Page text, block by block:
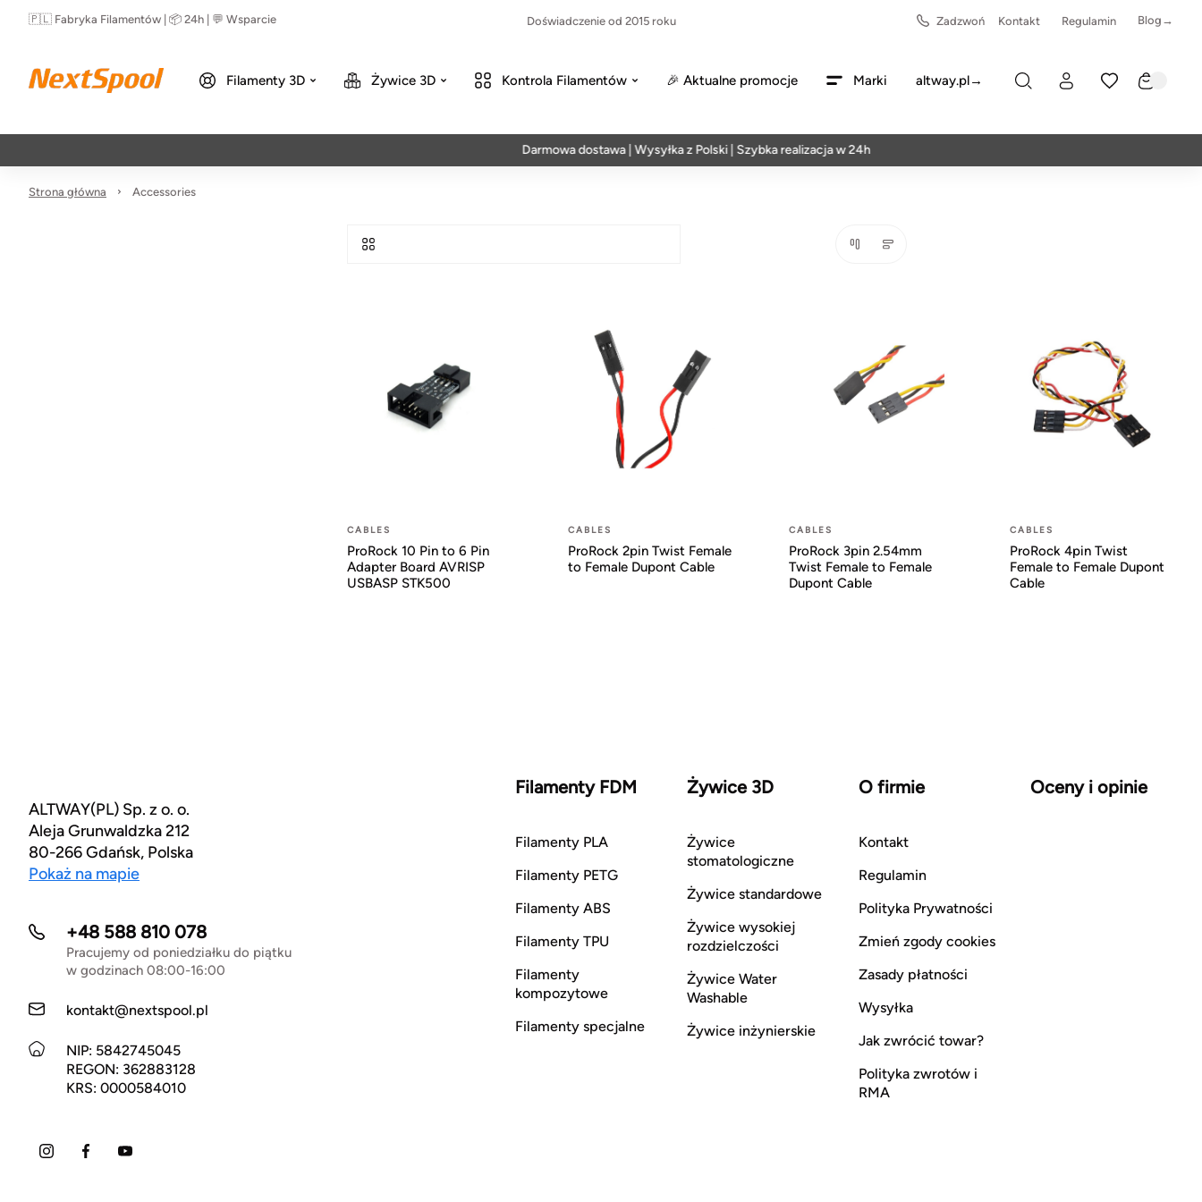
🇵🇱 Fabryka Filamentów | 📦 24h | 💬 Wsparcie Doświadczenie od 2015 roku Zadzwoń Kontakt Regulamin Blog→
Filamenty 3D Żywice 3D Kontrola Filamentów 🎉 Aktualne promocje Marki altway.pl→
Darmowa dostawa | Wysyłka z Polski | Szybka realizacja w 24h
Strona główna Accessories
CABLES
ProRock 10 Pin to 6 Pin
Adapter Board AVRISP
USBASP STK500
CABLES
ProRock 2pin Twist Female
to Female Dupont Cable
CABLES
ProRock 3pin 2.54mm
Twist Female to Female
Dupont Cable
CABLES
ProRock 4pin Twist
Female to Female Dupont
Cable
ALTWAY(PL) Sp. z o. o.
Aleja Grunwaldzka 212
80-266 Gdańsk, Polska
Pokaż na mapie
+48 588 810 078
Pracujemy od poniedziałku do piątku
w godzinach 08:00-16:00
kontakt@nextspool.pl
NIP: 5842745045
REGON: 362883128
KRS: 0000584010
Filamenty FDM
Filamenty PLA
Filamenty PETG
Filamenty ABS
Filamenty TPU
Filamenty
kompozytowe
Filamenty specjalne
Żywice 3D
Żywice
stomatologiczne
Żywice standardowe
Żywice wysokiej
rozdzielczości
Żywice Water
Washable
Żywice inżynierskie
O firmie
Kontakt
Regulamin
Polityka Prywatności
Zmień zgody cookies
Zasady płatności
Wysyłka
Jak zwrócić towar?
Polityka zwrotów i
RMA
Oceny i opinie